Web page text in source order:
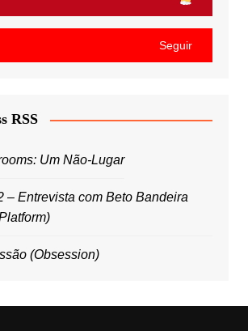
Seguir
RSS
Um Não-Lugar
– Entrevista com Beto Bandeira
(Obsession)